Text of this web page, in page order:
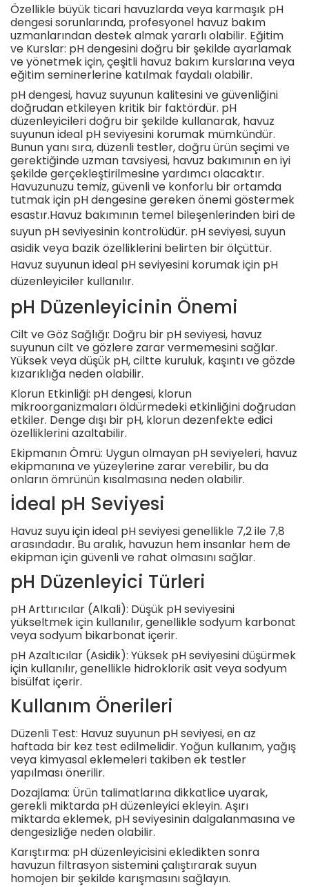
Özellikle büyük ticari havuzlarda veya karmaşık pH
dengesi sorunlarında, profesyonel havuz bakım
uzmanlarından destek almak yararlı olabilir. Eğitim
ve Kurslar: pH dengesini doğru bir şekilde ayarlamak
ve yönetmek için, çeşitli havuz bakım kurslarına veya
eğitim seminerlerine katılmak faydalı olabilir.
pH dengesi, havuz suyunun kalitesini ve güvenliğini
doğrudan etkileyen kritik bir faktördür. pH
düzenleyicileri doğru bir şekilde kullanarak, havuz
suyunun ideal pH seviyesini korumak mümkündür.
Bunun yanı sıra, düzenli testler, doğru ürün seçimi ve
gerektiğinde uzman tavsiyesi, havuz bakımının en iyi
şekilde gerçekleştirilmesine yardımcı olacaktır.
Havuzunuzu temiz, güvenli ve konforlu bir ortamda
tutmak için pH dengesine gereken önemi göstermek
esastır.Havuz bakımının temel bileşenlerinden biri de
suyun pH seviyesinin kontrolüdür. pH seviyesi, suyun
asidik veya bazik özelliklerini belirten bir ölçüttür.
Havuz suyunun ideal pH seviyesini korumak için pH
düzenleyiciler kullanılır.
pH Düzenleyicinin Önemi
Cilt ve Göz Sağlığı: Doğru bir pH seviyesi, havuz
suyunun cilt ve gözlere zarar vermemesini sağlar.
Yüksek veya düşük pH, ciltte kuruluk, kaşıntı ve gözde
kızarıklığa neden olabilir.
Klorun Etkinliği: pH dengesi, klorun
mikroorganizmaları öldürmedeki etkinliğini doğrudan
etkiler. Denge dışı bir pH, klorun dezenfekte edici
özelliklerini azaltabilir.
Ekipmanın Ömrü: Uygun olmayan pH seviyeleri, havuz
ekipmanına ve yüzeylerine zarar verebilir, bu da
onların ömrünün kısalmasına neden olabilir.
İdeal pH Seviyesi
Havuz suyu için ideal pH seviyesi genellikle 7,2 ile 7,8
arasındadır. Bu aralık, havuzun hem insanlar hem de
ekipman için güvenli ve rahat olmasını sağlar.
pH Düzenleyici Türleri
pH Arttırıcılar (Alkali): Düşük pH seviyesini
yükseltmek için kullanılır, genellikle sodyum karbonat
veya sodyum bikarbonat içerir.
pH Azaltıcılar (Asidik): Yüksek pH seviyesini düşürmek
için kullanılır, genellikle hidroklorik asit veya sodyum
bisülfat içerir.
Kullanım Önerileri
Düzenli Test: Havuz suyunun pH seviyesi, en az
haftada bir kez test edilmelidir. Yoğun kullanım, yağış
veya kimyasal eklemeleri takiben ek testler
yapılması önerilir.
Dozajlama: Ürün talimatlarına dikkatlice uyarak,
gerekli miktarda pH düzenleyici ekleyin. Aşırı
miktarda eklemek, pH seviyesinin dalgalanmasına ve
dengesizliğe neden olabilir.
Karıştırma: pH düzenleyicisini ekledikten sonra
havuzun filtrasyon sistemini çalıştırarak suyun
homojen bir şekilde karışmasını sağlayın.